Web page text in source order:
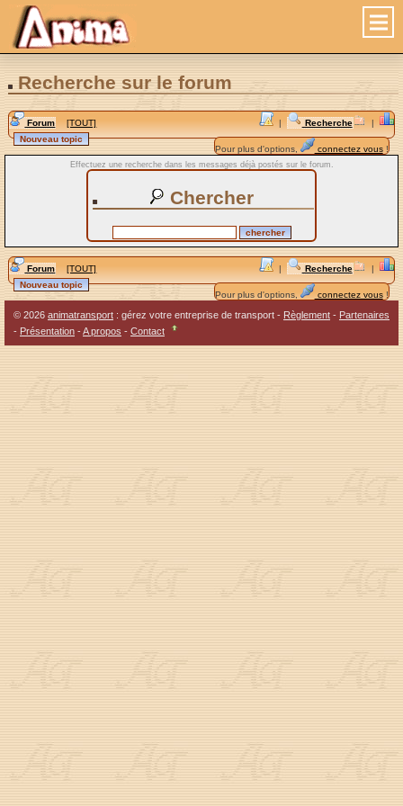
Recherche sur le forum
| Recherche |
Forum [TOUT]
Pour plus d'options, connectez vous!
Effectuez une recherche dans les messages déjà postés sur le forum.
Chercher
| Recherche |
Forum [TOUT]
Pour plus d'options, connectez vous!
© 2026 animatransport : gérez votre entreprise de transport - Règlement - Partenaires
- Présentation -A propos - Contact